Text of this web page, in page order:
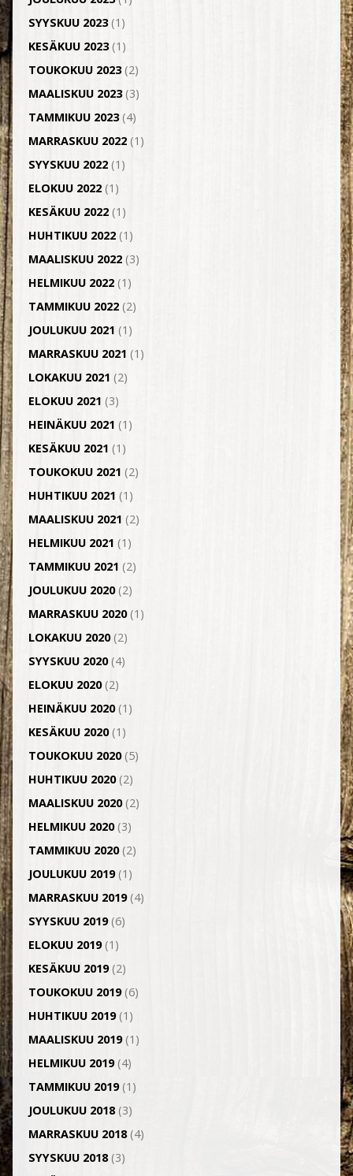
SYYSKUU 2023(1)
KESÄKUU 2023(1)
TOUKOKUU 2023(2)
MAALISKUU 2023(3)
TAMMIKUU 2023(4)
MARRASKUU 2022(1)
SYYSKUU 2022(1)
ELOKUU 2022(1)
KESÄKUU 2022(1)
HUHTIKUU 2022(1)
MAALISKUU 2022(3)
HELMIKUU 2022(1)
TAMMIKUU 2022(2)
JOULUKUU 2021 (1)
MARRASKUU 2021 (1)
LOKAKUU 2021 (2)
ELOKUU 2021 (3)
HEINÄKUU 2021 (1)
KESÄKUU 2021 (1)
TOUKOKUU 2021 (2)
HUHTIKUU 2021 (1)
MAALISKUU 2021 (2)
HELMIKUU 2021 (1)
TAMMIKUU 2021 (2)
JOULUKUU 2020(2)
MARRASKUU 2020(1)
LOKAKUU 2020(2)
SYYSKUU 2020(4)
ELOKUU 2020(2)
HEINÄKUU 2020(1)
KESÄKUU 2020(1)
TOUKOKUU 2020(5)
HUHTIKUU 2020(2)
MAALISKUU 2020(2)
HELMIKUU 2020(3)
TAMMIKUU 2020(2)
JOULUKUU 2019(1)
MARRASKUU 2019(4)
SYYSKUU 2019(6)
ELOKUU 2019(1)
KESÄKUU 2019(2)
TOUKOKUU 2019(6)
HUHTIKUU 2019(1)
MAALISKUU 2019(1)
HELMIKUU 2019(4)
TAMMIKUU 2019(1)
JOULUKUU 2018(3)
MARRASKUU 2018(4)
SYYSKUU 2018(3)